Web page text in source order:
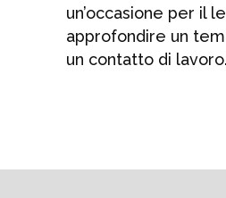
un’occasione per il
approfondire un
un contatto di lavoro.